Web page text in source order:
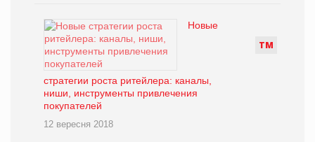
ТМ
Новые
стратегии роста ритейлера: каналы,
ниши, инструменты привлечения
покупателей
12 вересня 2018